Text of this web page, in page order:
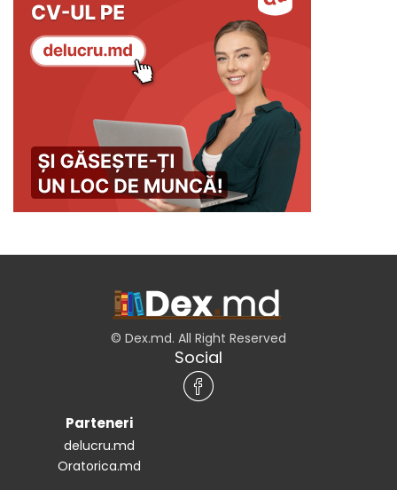
© Dex.md. All Right Reserved
Social
Parteneri
delucru.md
Oratorica.md